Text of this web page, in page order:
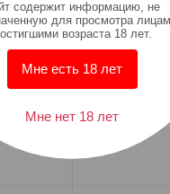
Plus -
(10
Холодного
Уточняется
содержит информацию, не
для просмотра
возраста 18 лет.
Мне есть 18 лет
Мне нет 18 лет